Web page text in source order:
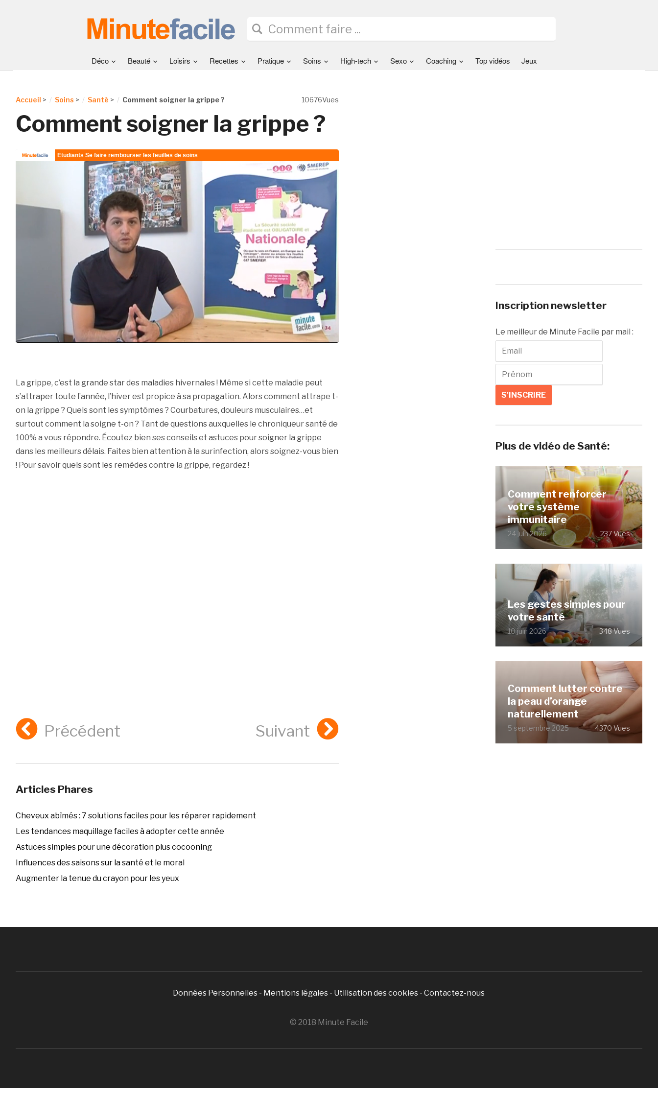
Déco Beauté Loisirs Recettes Pratique Soins High-tech Sexo Coaching Top vidéos Jeux
10676Vues
Accueil > Soins > Santé > Comment soigner la grippe ?
Comment soigner la grippe ?
La grippe, c’est la grande star des maladies hivernales ! Même si cette maladie peut
s’attraper toute l’année, l’hiver est propice à sa propagation. Alors comment attrape t-
on la grippe ? Quels sont les symptômes ? Courbatures, douleurs musculaires…et
surtout comment la soigne t-on ? Tant de questions auxquelles le chroniqueur santé de
100% a vous répondre. Écoutez bien ses conseils et astuces pour soigner la grippe
dans les meilleurs délais. Faites bien attention à la surinfection, alors soignez-vous bien
! Pour savoir quels sont les remèdes contre la grippe, regardez !
Précédent Suivant
Articles Phares
Cheveux abîmés : 7 solutions faciles pour les réparer rapidement
Les tendances maquillage faciles à adopter cette année
Astuces simples pour une décoration plus cocooning
Influences des saisons sur la santé et le moral
Augmenter la tenue du crayon pour les yeux
Inscription newsletter
Le meilleur de Minute Facile par mail :
Plus de vidéo de Santé:
Comment renforcer
votre système
immunitaire
24 juin 2026 237 Vues
Les gestes simples pour
votre santé
10 juin 2026 348 Vues
Comment lutter contre
la peau d’orange
naturellement
5 septembre 2025 4370 Vues
Données Personnelles - Mentions légales - Utilisation des cookies -Contactez-nous
© 2018 Minute Facile